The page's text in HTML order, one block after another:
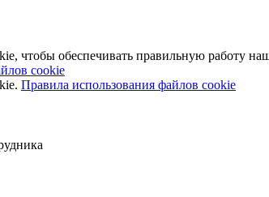
чтобы обеспечивать правильную работу
cookie
Правила использования файлов cookie